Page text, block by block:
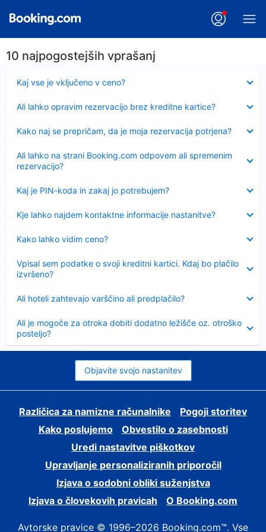
10 najpogostejših vprašanj
Kaj vse je vključeno v ceno?
Ali lahko opravim rezervacijo brez kreditne kartice?
Kako naj se prepričam, da je moja rezervacija potrjena?
Ali lahko na strani Booking.com odpovem ali spremenim
rezervacijo?
Kaj je PIN-koda in zakaj jo potrebujem?
Kje lahko najdem kontaktne informacije nastanitve?
Kako lahko vidim ceno?
Vpisal sem podatke o svoji kreditni kartici. Kdaj bo plačilo
izvršeno?
Ali hoteli zahtevajo varščino ali predplačilo?
Ali je mogoče za otroka dobiti dodatno ležišče oz. otroško
posteljo?
Objavite svojo nastanitev
Različica za namizne računalnike
Pogoji storitev
Kako poslujemo
Obvestilo o zasebnosti
Uredi nastavitve piškotkov
Upravljanje personaliziranih priporočil
Izjava o sodobni obliki suženjstva
Izjava o človekovih pravicah
O Booking.com
Avtorske pravice © 1996–2026 Booking.com™. Vse